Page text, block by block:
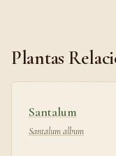
Plantas
Santalum
Santalum album